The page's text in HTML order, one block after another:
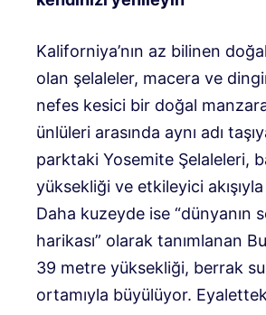
Kaliforniya’nın az bilinen
olan şelaleler, macera ve
nefes kesici bir doğal
ünlüleri arasında aynı adı
parktaki Yosemite Şelaleleri,
yüksekliği ve etkileyici akışıyla
Daha kuzeyde ise “dünyanın
harikası” olarak tanımlanan
39 metre yüksekliği, berrak
ortamıyla büyülüyor.